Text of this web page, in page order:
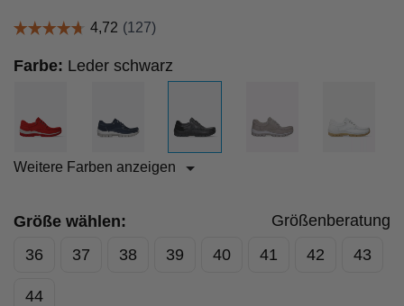
Farbe: Leder schwarz
Weitere Farben anzeigen
Größe wählen:
Größenberatung
36
37 38 39 40 41 42 43
44